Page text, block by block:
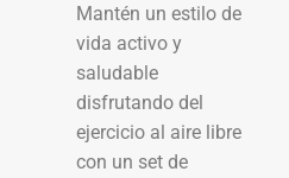
Mantén un estilo de
vida activo y
saludable
disfrutando del
ejercicio al aire libre
con un set de